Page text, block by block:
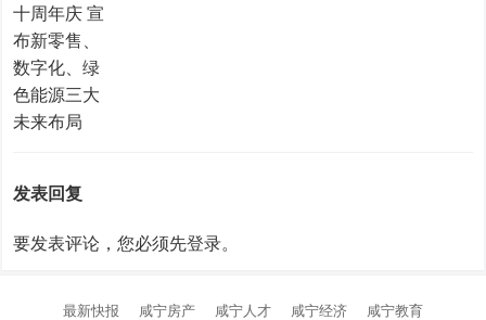
发表回复
要发表评论，您必须先登录。
最新快报 咸宁房产 咸宁人才 咸宁经济 咸宁教育